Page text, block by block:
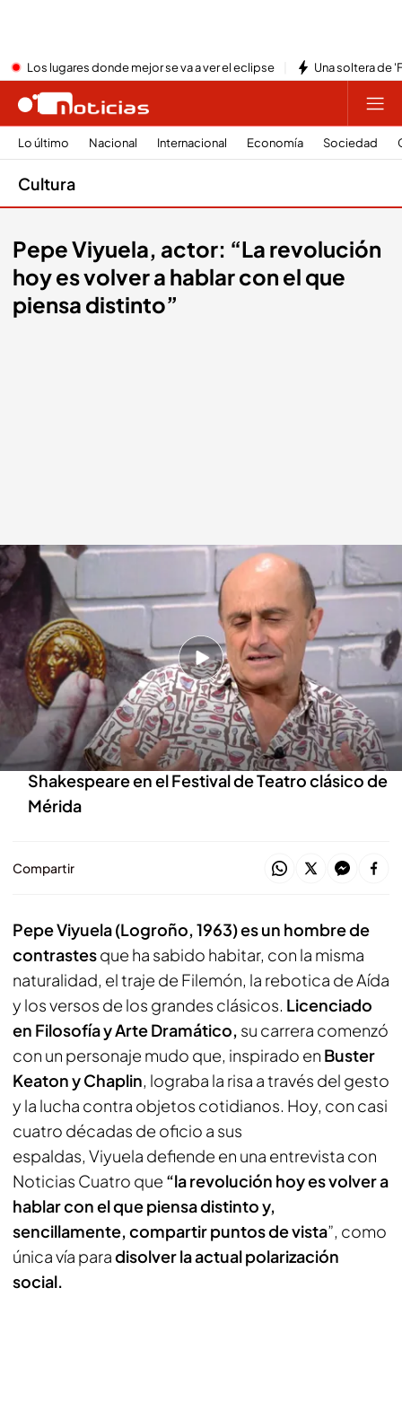
Los lugares donde mejor se va a ver el eclipse Una soltera de
Lo último Nacional Internacional Economía Sociedad
Cultura
Pepe Viyuela, actor: “La revolución
hoy es volver a hablar con el que
piensa distinto”
Pepe Viyuela, actor: “La revolución hoy es volver a hablar con el que piensa
distinto”
Realización: Gabriel Pérez Iglesias
Miguel Manso
09 JUL 2026 - 14:39h.
El intérprete y payaso riojano acaba de recibir
el premio Corral de Comedias de Almagro
Protagoniza ‘Timón de Atenas’ de
Shakespeare en el Festival de Teatro clásico de
Mérida
Compartir
Pepe Viyuela (Logroño, 1963) es un hombre de
contrastesque ha sabido habitar, con la misma
naturalidad, el traje de Filemón, la rebotica de Aída
y los versos de los grandes clásicos. Licenciado
en Filosofía y Arte Dramático, su carrera comenzó
con un personaje mudo que, inspirado en Buster
Keaton y Chaplin, lograba la risa a través del gesto
y la lucha contra objetos cotidianos. Hoy, con casi
cuatro décadas de oficio a sus
espaldas, Viyuela defiende en una entrevista con
Noticias Cuatro que “la revolución hoy es volver a
hablar con el que piensa distinto y,
sencillamente, compartir puntos de vista”, como
única vía paradisolver la actual polarización
social.